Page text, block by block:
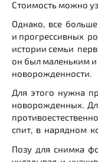
Стоимость можно
Однако, все
и прогрессивных
истории семьи
он был маленьким
новорожденности.
Для этого нужна
новорожденных.
спит, в нарядном
Позу для снимка